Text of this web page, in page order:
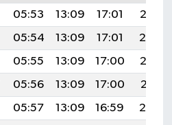
05:53 13:09 17:01
20:15
05:54 13:09 17:01
20:14
05:55 13:09 17:00
20:13
05:56 13:09 17:00
20:11
05:57 13:09 16:59
20:10